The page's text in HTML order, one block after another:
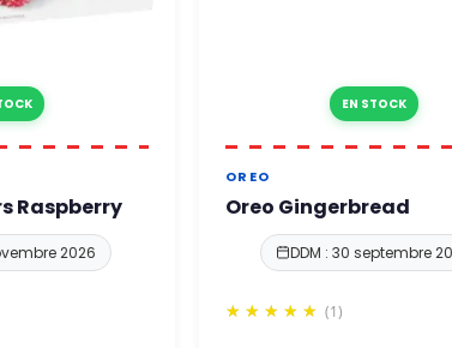
Raspberry
2026
EN STOCK
OREO
Oreo Gingerbread
DDM : 30 septembre
(1)